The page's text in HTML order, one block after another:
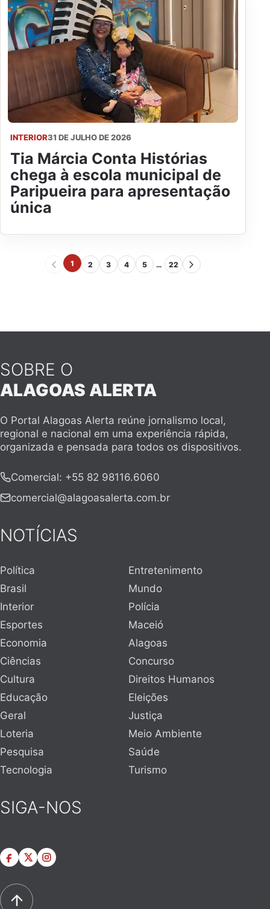
INTERIOR31 DE JULHO DE 2026
Tia Márcia Conta Histórias
chega à escola municipal de
Paripueira para apresentação
única
1 2 3 4 5 … 22
SOBRE O
ALAGOAS ALERTA
O Portal Alagoas Alerta reúne jornalismo local,
regional e nacional em uma experiência rápida,
organizada e pensada para todos os dispositivos.
Comercial: +55 82 98116.6060
comercial@alagoasalerta.com.br
NOTÍCIAS
Política
Entretenimento
Brasil
Mundo
Interior
Polícia
Esportes
Maceió
Economia
Alagoas
Ciências
Concurso
Cultura
Direitos Humanos
Educação
Eleições
Geral
Justiça
Loteria
Meio Ambiente
Pesquisa
Saúde
Tecnologia
Turismo
SIGA-NOS